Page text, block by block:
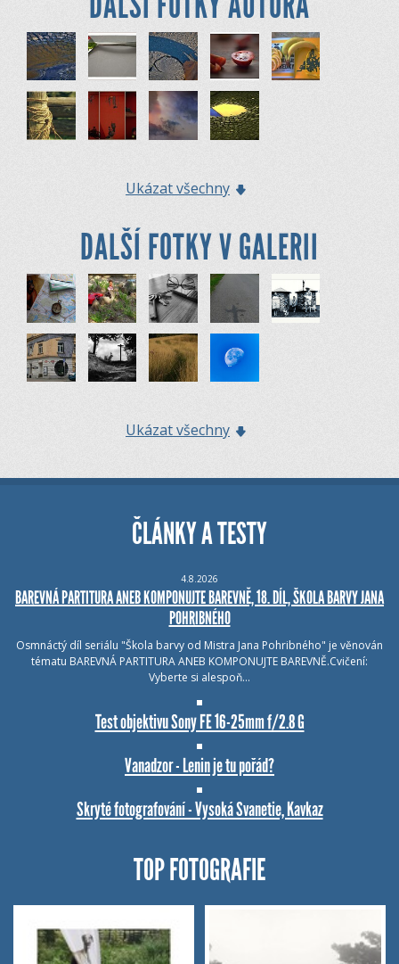
Ukázat všechny
DALŠÍ FOTKY V GALERII
Ukázat všechny
ČLÁNKY A TESTY
4.8.2026
BAREVNÁ PARTITURA ANEB KOMPONUJTE BAREVNĚ, 18. DÍL, ŠKOLA BARVY JANA
POHRIBNÉHO
Osmnáctý díl seriálu "Škola barvy od Mistra Jana Pohribného" je věnován
tématu BAREVNÁ PARTITURA ANEB KOMPONUJTE BAREVNĚ.Cvičení:
Vyberte si alespoň…
Test objektivu Sony FE 16-25mm f/2.8 G
Vanadzor - Lenin je tu pořád?
Skryté fotografování - Vysoká Svanetie, Kavkaz
TOP FOTOGRAFIE